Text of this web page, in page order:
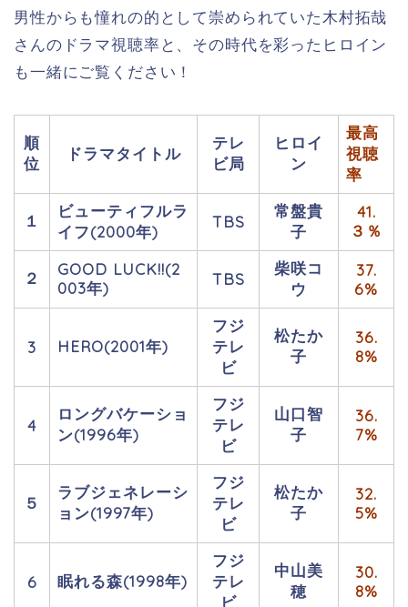
男性からも憧れの的として崇められていた木村拓哉
さんのドラマ視聴率と、その時代を彩ったヒロイン
も一緒にご覧ください！
順
位
ドラマタイトル
テレ
ビ局
ヒロイ
ン
最高
視聴
率
１
ビューティフルラ
イフ(2000年)
TBS
常盤貴
子
41.
３％
２
GOOD LUCK!!(2
003年)
TBS
柴咲コ
ウ
37.
6%
3 HERO(2001年)
フジ
テレ
ビ
松たか
子
36.
8%
4
ロングバケーショ
ン(1996年)
フジ
テレ
ビ
山口智
子
36.
7%
５
ラブジェネレーシ
ョン(1997年)
フジ
テレ
ビ
松たか
子
32.
5%
6 眠れる森(1998年)
フジ
テレ
ビ
中山美
穂
30.
8%